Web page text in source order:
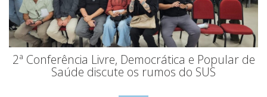
2ª Conferência Livre, Democrática e Popular de
Saúde discute os rumos do SUS